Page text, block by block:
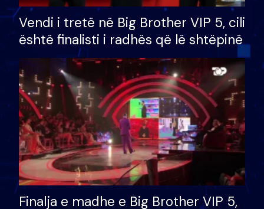
Vendi i tretë në Big Brother VIP 5, cili
është finalisti i radhës që lë shtëpinë
Finalja e madhe e Big Brother VIP 5,